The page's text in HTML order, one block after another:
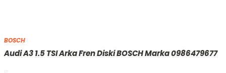
BOSCH
Audi A3 1.5 TSI Arka Fren Diski BOSCH Marka 0986479677